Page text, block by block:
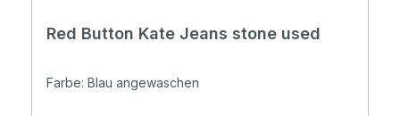
Red Button Kate Jeans stone used
Farbe: Blau angewaschen